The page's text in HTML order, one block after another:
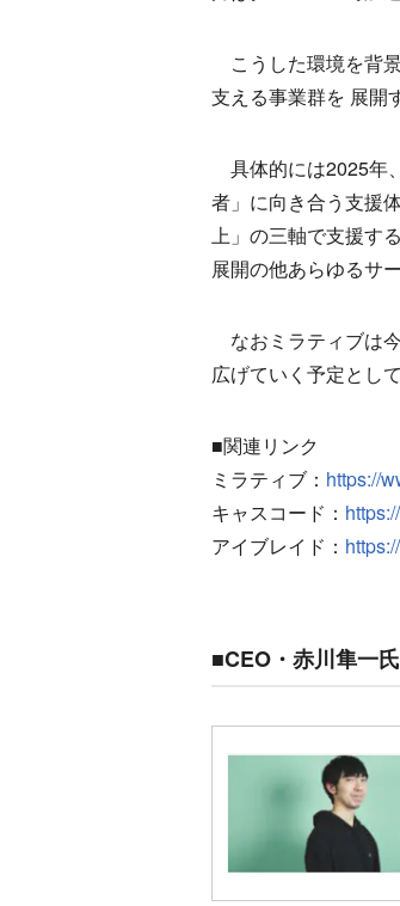
こうした環境を背
支える事業群を 展開
具体的には2025年
者」に向き合う支援
上」の三軸で支援す
展開の他あらゆるサ
なおミラティブは
広げていく予定として
■関連リンク
ミラティブ： https://
キャスコード：
アイブレイド：
■CEO・赤川隼一